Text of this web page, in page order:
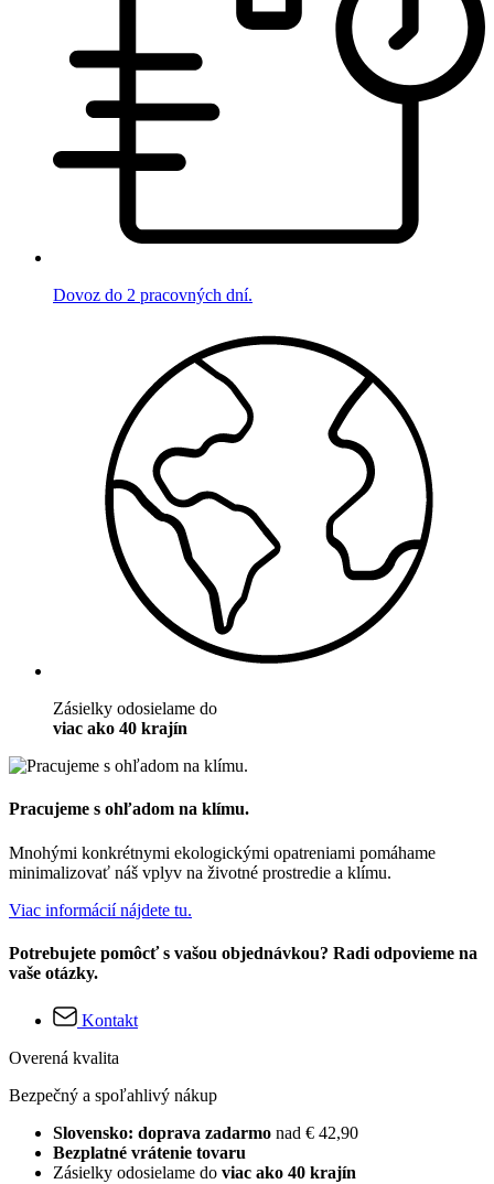
Dovoz do 2 pracovných dní.
Zásielky odosielame do
viac ako 40 krajín
Pracujeme s ohľadom na klímu.
Mnohými konkrétnymi ekologickými opatreniami pomáhame
minimalizovať náš vplyv na životné prostredie a klímu.
Viac informácií nájdete tu.
Potrebujete pomôcť s vašou objednávkou? Radi odpovieme na
vaše otázky.
Kontakt
Overená kvalita
Bezpečný a spoľahlivý nákup
Slovensko: doprava zadarmo nad € 42,90
Bezplatné vrátenie tovaru
Zásielky odosielame do viac ako 40 krajín